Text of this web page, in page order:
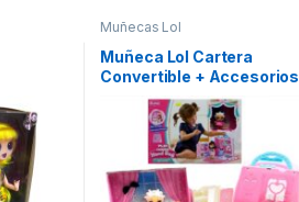
Muñecas Lol
Muñeca Lol Cartera
Convertible + Accesorios